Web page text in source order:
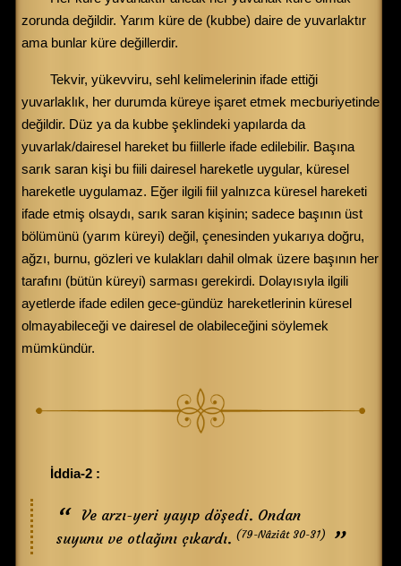
zorunda değildir. Yarım küre de (kubbe) daire de yuvarlaktır
ama bunlar küre değillerdir.
Tekvir, yükevviru, sehl kelimelerinin ifade ettiği
yuvarlaklık, her durumda küreye işaret etmek mecburiyetinde
değildir. Düz ya da kubbe şeklindeki yapılarda da
yuvarlak/dairesel hareket bu fiillerle ifade edilebilir. Başına
sarık saran kişi bu fiili dairesel hareketle uygular, küresel
hareketle uygulamaz. Eğer ilgili fiil yalnızca küresel hareketi
ifade etmiş olsaydı, sarık saran kişinin; sadece başının üst
bölümünü (yarım küreyi) değil, çenesinden yukarıya doğru,
ağzı, burnu, gözleri ve kulakları dahil olmak üzere başının her
tarafını (bütün küreyi) sarması gerekirdi. Dolayısıyla ilgili
ayetlerde ifade edilen gece-gündüz hareketlerinin küresel
olmayabileceği ve dairesel de olabileceğini söylemek
mümkündür.
İddia-2 :
Ve arzı-yeri yayıp döşedi. Ondan
suyunu ve otlağını çıkardı. (79-Nâziât 30-31)